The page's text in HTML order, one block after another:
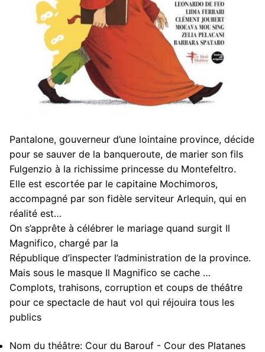
Pantalone, gouverneur d’une lointaine province, décide
pour se sauver de la banqueroute, de marier son fils
Fulgenzio à la richissime princesse du Montefeltro.
Elle est escortée par le capitaine Mochimoros,
accompagné par son fidèle serviteur Arlequin, qui en
réalité est…
On s’apprête à célébrer le mariage quand surgit Il
Magnifico, chargé par la
République d’inspecter l’administration de la province.
Mais sous le masque Il Magnifico se cache …
Complots, trahisons, corruption et coups de théâtre
pour ce spectacle de haut vol qui réjouira tous les
publics
Nom du théâtre: Cour du Barouf - Cour des Platanes